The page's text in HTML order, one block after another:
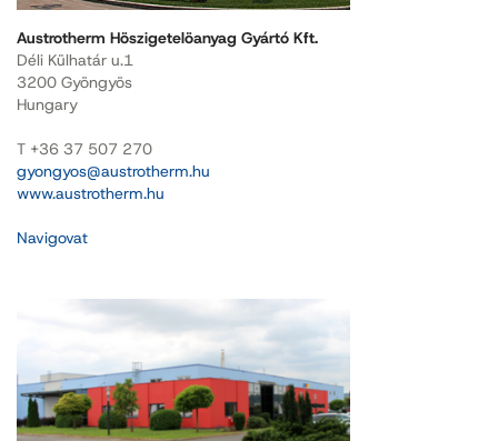
Austrotherm Höszigetelöanyag Gyártó Kft.
Déli Külhatár u.1
3200 Gyöngyös
Hungary
T +36 37 507 270
gyongyos@austrotherm.hu
www.austrotherm.hu
Navigovat